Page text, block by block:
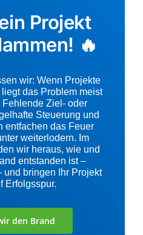
Projekt
🔥
wir: Wenn Projekte
das Problem meist
Fehlende Ziel- oder
Steuerung und
entfachen das Feuer
weiterlodern. Im
wir heraus, wie und
entstanden ist –
und bringen Ihr Projekt
Erfolgsspur.
den Brand